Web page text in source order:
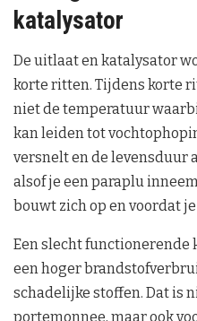
katalysator
De uitlaat en katalysator
korte ritten. Tijdens korte
niet de temperatuur
kan leiden tot
versnelt en de levensduur
alsof je een paraplu
bouwt zich op en voordat
Een slecht
een hoger
schadelijke stoffen. Dat is
portemonnee, maar ook